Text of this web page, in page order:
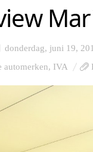
donderdag, juni 19,
automerken, IVA